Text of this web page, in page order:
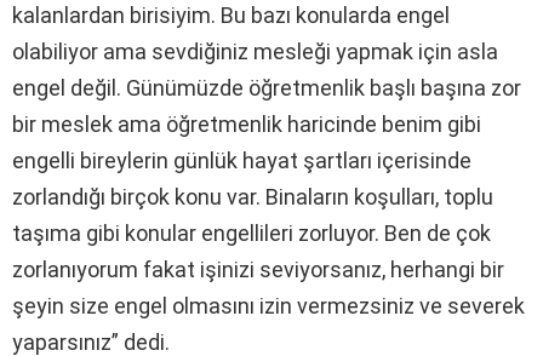
kalanlardan birisiyim. Bu bazı konularda engel
olabiliyor ama sevdiğiniz mesleği yapmak için asla
engel değil. Günümüzde öğretmenlik başlı başına zor
bir meslek ama öğretmenlik haricinde benim gibi
engelli bireylerin günlük hayat şartları içerisinde
zorlandığı birçok konu var. Binaların koşulları, toplu
taşıma gibi konular engellileri zorluyor. Ben de çok
zorlanıyorum fakat işinizi seviyorsanız, herhangi bir
şeyin size engel olmasını izin vermezsiniz ve severek
yaparsınız” dedi.